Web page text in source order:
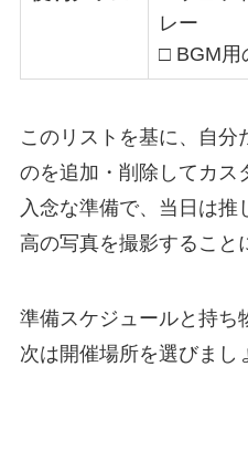
レー
□ BGM用
このリストを基に、自分
のを追加・削除してカス
入念な準備で、当日は
高の写真を撮影すること
準備スケジュールと持ち
次は開催場所を選びまし